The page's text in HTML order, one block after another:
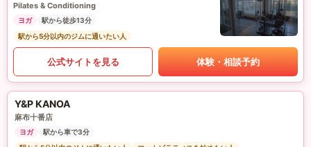
Pilates & Conditioning
ヨガ
駅から徒歩13分
駅から5分以内のジムに通いたい人
公式サイトを見る 体験・相談予約
Y&P KANOA
麻布十番店
ヨガ
駅から車で3分